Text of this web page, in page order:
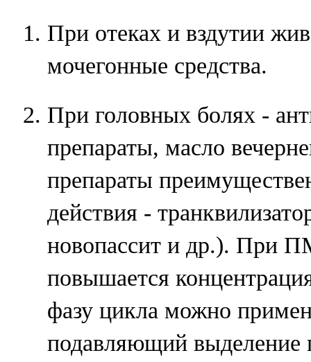
При отеках и вздутии
мочегонные средства.
При головных болях -
препараты, масло
препараты
действия -
новопассит и др.). При
повышается
фазу цикла можно
подавляющий выделение